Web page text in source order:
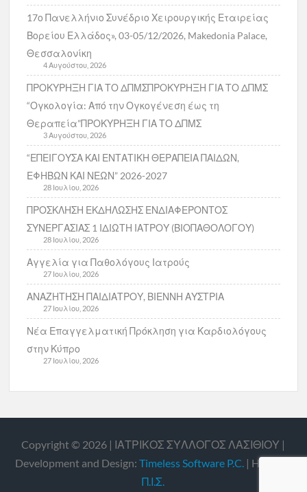
17ο Πανελλήνιο Συνέδριο Χειρουργικής Εταιρείας
Βορείου Ελλάδος», 03-05/12/2026, Makedonia Palace,
Θεσσαλονίκη
4 Αυγούστου, 2026
ΠΡΟΚΥΡΗΞΗ ΓΙΑ ΤΟ ΔΠΜΣΠΡΟΚΥΡΗΞΗ ΓΙΑ ΤΟ ΔΠΜΣ
“Ογκολογία: Από την Ογκογένεση έως τη
Θεραπεία”ΠΡΟΚΥΡΗΞΗ ΓΙΑ ΤΟ ΔΠΜΣ
3 Αυγούστου, 2026
“ΕΠΕΙΓΟΥΣΑ ΚΑΙ ΕΝΤΑΤΙΚΗ ΘΕΡΑΠΕΙΑ ΠΑΙΔΩΝ,
ΕΦΗΒΩΝ ΚΑΙ ΝΕΩΝ” 2026-2027
28 Ιουλίου, 2026
ΠΡΟΣΚΛΗΣΗ ΕΚΔΗΛΩΣΗΣ ΕΝΔΙΑΦΕΡΟΝΤΟΣ
ΣΥΝΕΡΓΑΣΙΑΣ 1 ΙΔΙΩΤΗ ΙΑΤΡΟΥ (ΒΙΟΠΑΘΟΛΟΓΟΥ)
28 Ιουλίου, 2026
Αγγελία για Παθολόγους Ιατρούς
27 Ιουλίου, 2026
ΑΝΑΖΗΤΗΣΗ ΠΑΙΔΙΑΤΡΟΥ, ΒΙΕΝΝΗ ΑΥΣΤΡΙΑ
27 Ιουλίου, 2026
Νέα Επαγγελματική Πρόκληση για Καρδιολόγους
στην Κύπρο
27 Ιουλίου, 2026
Copyright © 2026 | ΙΑΤΡΙΚΟΣ ΣΥΛΛΟΓΟΣ ΛΑΣΙΘΙΟΥ |
Develοpment and Design: Timeless Software P.C.| Hosting:
Π.Ι.Σ.